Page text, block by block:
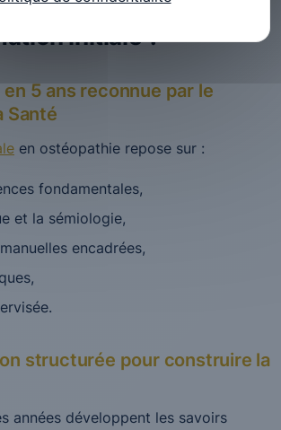
initiale ?
5 ans reconnue par le
Santé
en ostéopathie repose sur :
fondamentales,
et la sémiologie,
encadrées,
structurée pour construire la
années développent les savoirs